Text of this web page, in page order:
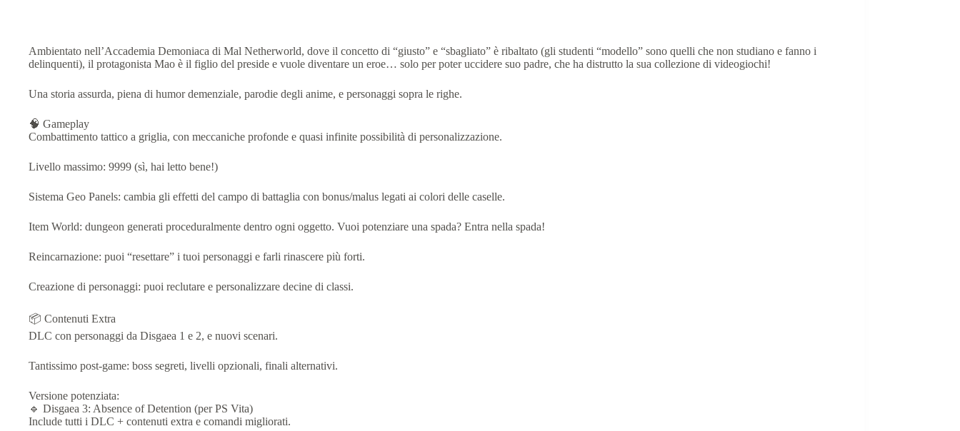
Ambientato nell’Accademia Demoniaca di Mal Netherworld, dove il concetto di “giusto” e “sbagliato” è ribaltato (gli studenti “modello” sono quelli che non studiano e fanno i
delinquenti), il protagonista Mao è il figlio del preside e vuole diventare un eroe… solo per poter uccidere suo padre, che ha distrutto la sua collezione di videogiochi!
Una storia assurda, piena di humor demenziale, parodie degli anime, e personaggi sopra le righe.
🧠 Gameplay
Combattimento tattico a griglia, con meccaniche profonde e quasi infinite possibilità di personalizzazione.
Livello massimo: 9999 (sì, hai letto bene!)
Sistema Geo Panels: cambia gli effetti del campo di battaglia con bonus/malus legati ai colori delle caselle.
Item World: dungeon generati proceduralmente dentro ogni oggetto. Vuoi potenziare una spada? Entra nella spada!
Reincarnazione: puoi “resettare” i tuoi personaggi e farli rinascere più forti.
Creazione di personaggi: puoi reclutare e personalizzare decine di classi.
📦 Contenuti Extra
DLC con personaggi da Disgaea 1 e 2, e nuovi scenari.
Tantissimo post-game: boss segreti, livelli opzionali, finali alternativi.
Versione potenziata:
🔹 Disgaea 3: Absence of Detention (per PS Vita)
Include tutti i DLC + contenuti extra e comandi migliorati.